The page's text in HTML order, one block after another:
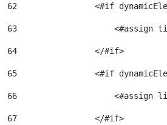
62
<#if
63
<#assign
64
                </#if>
65
<#if
66
<#assign
67
                </#if>